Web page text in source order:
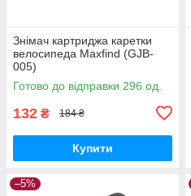
Знімач картриджа каретки
велосипеда Maxfind (GJB-
005)
Готово до відправки 296 од.
132 ₴ 184 ₴
Купити
–5%